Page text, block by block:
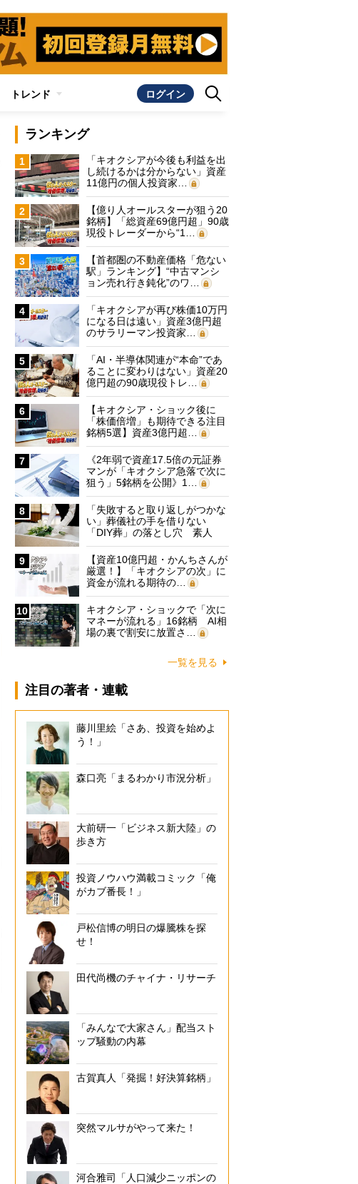
トレンド ログイン
ランキング
1
「キオクシアが今後も利益を出
し続けるかは分からない」資産
11億円の個人投資家…
2
【億り人オールスターが狙う20
銘柄】「総資産69億円超」90歳
現役トレーダーから“1…
3
【首都圏の不動産価格「危ない
駅」ランキング】“中古マンシ
ョン売れ行き鈍化”のワ…
4
「キオクシアが再び株価10万円
になる日は遠い」資産3億円超
のサラリーマン投資家…
5
「AI・半導体関連が“本命”であ
ることに変わりはない」資産20
億円超の90歳現役トレ…
6
【キオクシア・ショック後に
「株価倍増」も期待できる注目
銘柄5選】資産3億円超…
7
《2年弱で資産17.5倍の元証券
マンが「キオクシア急落で次に
狙う」5銘柄を公開》1…
8
「失敗すると取り返しがつかな
い」葬儀社の手を借りない
「DIY葬」の落とし穴 素人
に…
9
【資産10億円超・かんちさんが
厳選！】「キオクシアの次」に
資金が流れる期待の…
10
キオクシア・ショックで「次に
マネーが流れる」16銘柄 AI相
場の裏で割安に放置さ…
一覧を見る
注目の著者・連載
藤川里絵「さあ、投資を始めよ
う！」
森口亮「まるわかり市況分析」
大前研一「ビジネス新大陸」の
歩き方
投資ノウハウ満載コミック「俺
がカブ番長！」
戸松信博の明日の爆騰株を探
せ！
田代尚機のチャイナ・リサーチ
「みんなで大家さん」配当スト
ップ騒動の内幕
古賀真人「発掘！好決算銘柄」
突然マルサがやって来た！
河合雅司「人口減少ニッポンの